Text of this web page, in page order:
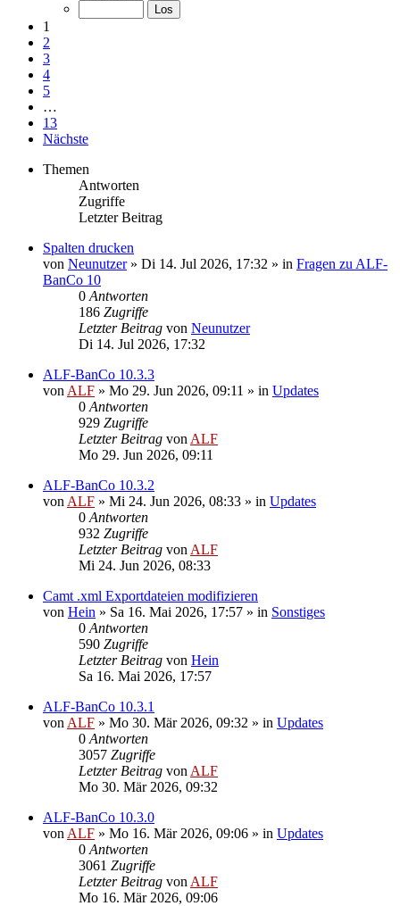
1
2
3
4
5
…
13
Nächste
Themen
Antworten
Zugriffe
Letzter Beitrag
Spalten drucken
von Neunutzer» Di 14. Jul 2026, 17:32 » in Fragen zu ALF-
BanCo 10
0 Antworten
186 Zugriffe
Letzter Beitrag von Neunutzer
Di 14. Jul 2026, 17:32
ALF-BanCo 10.3.3
von ALF » Mo 29. Jun 2026, 09:11 » in Updates
0 Antworten
929 Zugriffe
Letzter Beitrag von ALF
Mo 29. Jun 2026, 09:11
ALF-BanCo 10.3.2
von ALF » Mi 24. Jun 2026, 08:33 » in Updates
0 Antworten
932 Zugriffe
Letzter Beitrag von ALF
Mi 24. Jun 2026, 08:33
Camt .xml Exportdateien modifizieren
von Hein » Sa 16. Mai 2026, 17:57 » in Sonstiges
0 Antworten
590 Zugriffe
Letzter Beitrag von Hein
Sa 16. Mai 2026, 17:57
ALF-BanCo 10.3.1
von ALF » Mo 30. Mär 2026, 09:32 » in Updates
0 Antworten
3057 Zugriffe
Letzter Beitrag von ALF
Mo 30. Mär 2026, 09:32
ALF-BanCo 10.3.0
von ALF » Mo 16. Mär 2026, 09:06 » in Updates
0 Antworten
3061 Zugriffe
Letzter Beitrag von ALF
Mo 16. Mär 2026, 09:06